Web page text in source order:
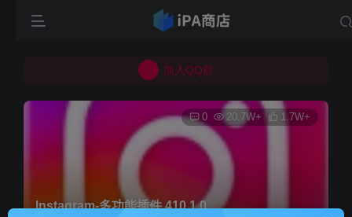
所有上传的应用 均已通过 严格的安全检测
加入QQ群
Instagram-多功能插件 410.1.0
0 20.7W+ 1.7W+